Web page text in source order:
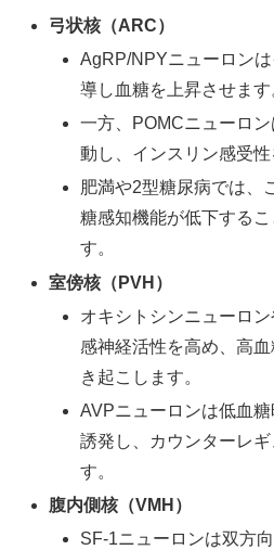
弓状核（ARC）
AgRP/NPYニューロン
導し血糖を上昇させます
一方、POMCニューロ
動し、インスリン感受性
肥満や2型糖尿病では、
糖感知機能が低下する
す。
室傍核（PVH）
オキシトシンニューロ
感神経活性を高め、高血
き起こします。
AVPニューロンは低血
誘発し、カウンターレ
す。
腹内側核（VMH）
SF-1ニューロンは双方